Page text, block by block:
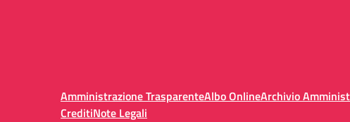
Amministrazione TrasparenteAlbo OnlineArchivio
CreditiNote Legali